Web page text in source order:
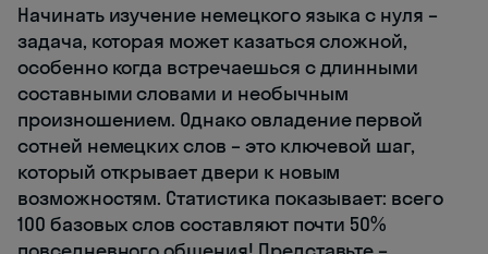
Начинать изучение немецкого языка с нуля –
задача, которая может казаться сложной,
особенно когда встречаешься с длинными
составными словами и необычным
произношением. Однако овладение первой
сотней немецких слов – это ключевой шаг,
который открывает двери к новым
возможностям. Статистика показывает: всего
100 базовых слов составляют почти 50%